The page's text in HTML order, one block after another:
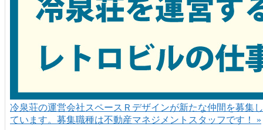
冷泉荘の運営会社スペースＲデザインが新たな仲間を募集し
ています。募集職種は不動産マネジメントスタッフです！ »